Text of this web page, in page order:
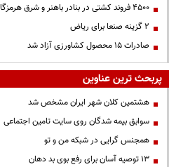
۴۵۰۰ فروند کشتی در بنادر باهنر و شرق هرمزگان پهلو گرفتند
۲ گزینه صنعا برای ریاض
صادرات ۱۵ محصول کشاورزی آزاد شد
پربحث ترین عناوین
هشتمین کلان شهر ایران مشخص شد
سوابق بیمه شدگان روی سایت تامین اجتماعی
همجنس گرایی در شبکه من و تو
13 توصیه آسان برای رفع بوی بد دهان